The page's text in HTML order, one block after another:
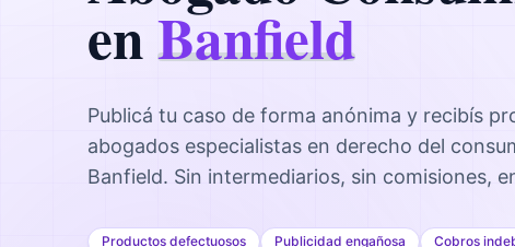
enBanfield
Publicá tu caso de forma anónima y recibís
abogados especialistas en derecho del
Banfield. Sin intermediarios, sin comisiones,
Productos defectuosos Publicidad engañosa
Cobros